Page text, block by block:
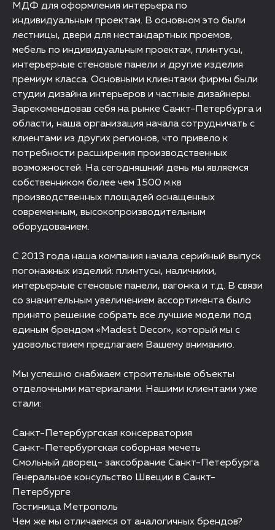
МДФ для оформления интерьера по
индивидуальным проектам. В основном это были
лестницы, двери для нестандартных проемов,
мебель по индивидуальным проектам, плинтусы,
интерьерные стеновые панели и другие изделия
премиум класса. Основными клиентами фирмы были
студии дизайна интерьеров и частные дизайнеры.
Зарекомендовав себя на рынке Санкт-Петербурга и
области, наша организация начала сотрудничать с
клиентами из других регионов, что привело к
потребности расширения производственных
возможностей. На сегодняшний день мы являемся
собственником более чем 1500 м.кв
производственных площадей оснащенных
современным, высокопроизводительным
оборудованием.
С 2013 года наша компания начала серийный выпуск
погонажных изделий: плинтусы, наличники,
интерьерные стеновые панели, вагонка и т.д. В связи
со значительным увеличением ассортимента было
принято решение собрать все лучшие модели под
единым брендом «Madest Decor», который мы с
удовольствием предлагаем Вашему вниманию.
Мы успешно снабжаем строительные объекты
отделочными материалами. Нашими клиентами уже
стали:
Санкт-Петербургская консерватория
Санкт-Петербургская соборная мечеть
Смольный дворец- заксобрание Санкт-Петербурга
Генеральное консульство Швеции в Санкт-
Петербурге
Гостиница Метрополь
Чем же мы отличаемся от аналогичных брендов?